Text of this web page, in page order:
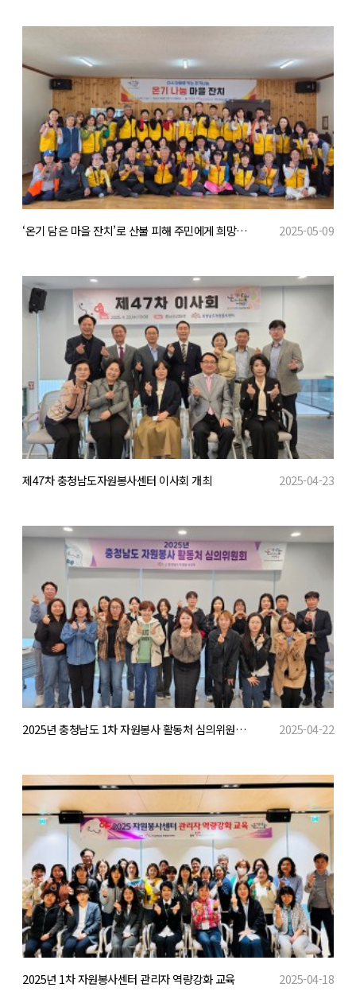
‘온기 담은 마을 잔치’로 산불 피해 주민에게 희망을 전하다 2025-05-09
제47차 충청남도자원봉사센터 이사회 개최 2025-04-23
2025년 충청남도 1차 자원봉사 활동처 심의위원회 개최 2025-04-22
2025년 1차 자원봉사센터 관리자 역량강화 교육 2025-04-18